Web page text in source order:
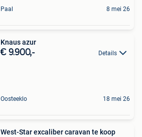
Paal 8 mei 26
Knaus azur
€ 9.900,- Details
Oosteeklo 18 mei 26
West-Star excaliber caravan te koop